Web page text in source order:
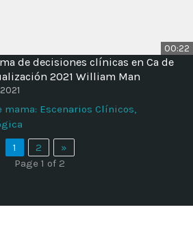
00:22
de decisiones clínicas en Ca de
2021 William Man
mama: Escenarios Clínicos,
1
2
»
Page 1 of 2